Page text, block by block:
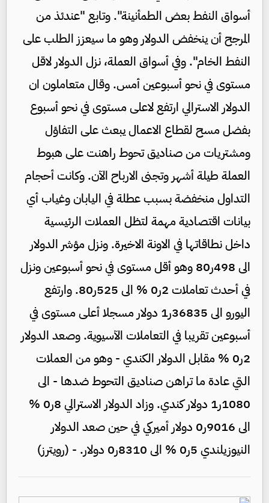
أسواق النفط بعض الطمأنينة". وتابع "عندئذ من
المرجح أن ينخفض الدولار وهو ما سيعزز الطلب على
النفط الخام". وفي أسواق العملة، نزل الدولار لاقل
مستوى في نحو أسبوعين أمس. وقال متعاملون ان
الدولار الاسترالي ارتفع لاعلى مستوى في نحو أسبوع
بفضل مسح لقطاع الاعمال يبعث على التفاؤل
ومشتريات من صناديق تحوط راهنت على هبوط
العملة طيلة أشهر وتجنى الارباح الآن. وكانت أحجام
التداول منخفضة بسبب عطلة في اليابان وغياب أي
بيانات اقتصادية مهمة لتظل العملات الرئيسية
داخل نطاقاتها في الاونة الاخيرة. ونزل مؤشر الدولار
الى 498ر80 وهو أقل مستوى في نحو أسبوعين ونزل
في أحدث تعاملات 2ر0 % الى 525ر80. وارتفع
اليورو الى 36835ر1 دولار مسجلا أعلى مستوى في
أسبوعين تقريبا في التعاملات الآسيوية. وصعد الدولار
2ر0 % مقابل الدولار الكندي - وهو من العملات
التي عادة ما تراهن صناديق التحوط ضدها - الى
1080ر1 دولار كندي. وزاد الدولار الاسترالي 8ر0 %
الى 9016ر0 دولار أميركي في حين صعد الدولار
النيوزيلندي 5ر0 % الى 8310ر0 دولار. - (رويترز)